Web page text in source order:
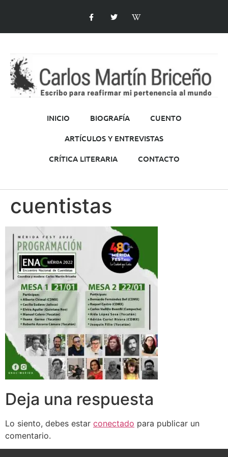
INICIO BIOGRAFÍA
CUENTO
ARTÍCULOS Y ENTREVISTAS
CRÍTICA LITERARIA
CONTACTO
cuentistas
Deja una respuesta
Lo siento, debes estar conectado para publicar un
comentario.